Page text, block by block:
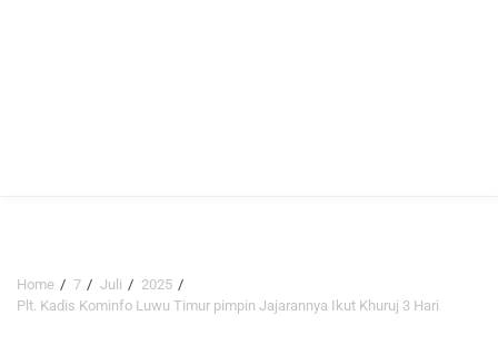
Home 7 Juli
2025
Plt. Kadis Kominfo Luwu Timur pimpin Jajarannya Ikut Khuruj 3 Hari